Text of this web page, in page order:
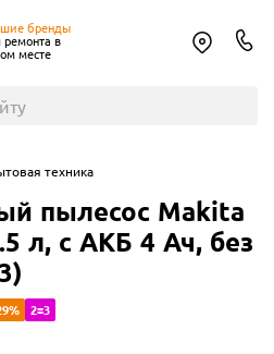
бренды
ремонта в
месте
техника
пылесос Makita
л, с АКБ 4 Ач, без
2=3